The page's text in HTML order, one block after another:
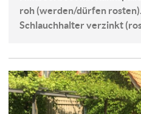
roh (werden/dürfen
Schlauchhalter verzinkt